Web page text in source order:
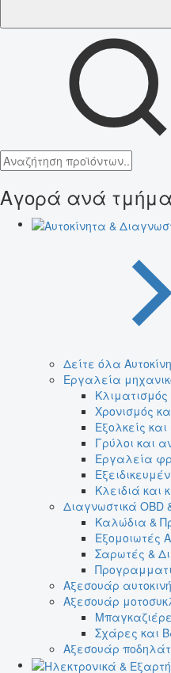
Αγορά ανά τμήμα
Δείτε όλα
Εργαλεία
Κλιματισμός
Χρονισμός
Εξολκείς
Γρύλοι και
Εργαλεία
Κλειδιά και
Διαγνωστικά OBD
Καλώδια &
Εξομοιωτές
Σαρωτές &
Αξεσουάρ
Αξεσουάρ
Σχάρες και
Αξεσουάρ